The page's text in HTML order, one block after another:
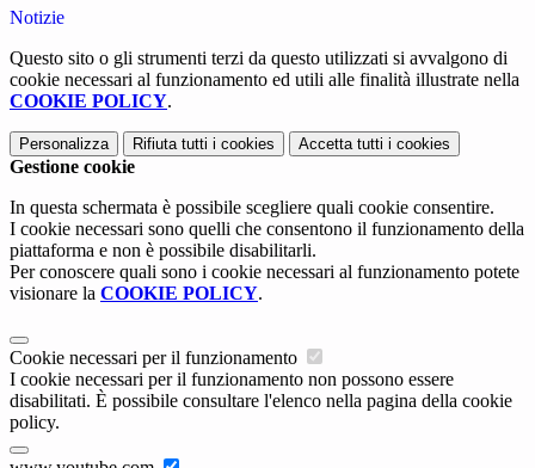
Notizie
Questo sito o gli strumenti terzi da questo utilizzati si avvalgono di
cookie necessari al funzionamento ed utili alle finalità illustrate nella
COOKIE POLICY.
Personalizza Rifiuta tutti i cookies Accetta tutti i cookies
Gestione cookie
In questa schermata è possibile scegliere quali cookie consentire.
I cookie necessari sono quelli che consentono il funzionamento della
piattaforma e non è possibile disabilitarli.
Per conoscere quali sono i cookie necessari al funzionamento potete
visionare la COOKIE POLICY.
Cookie necessari per il funzionamento
I cookie necessari per il funzionamento non possono essere
disabilitati. È possibile consultare l'elenco nella pagina della cookie
policy.